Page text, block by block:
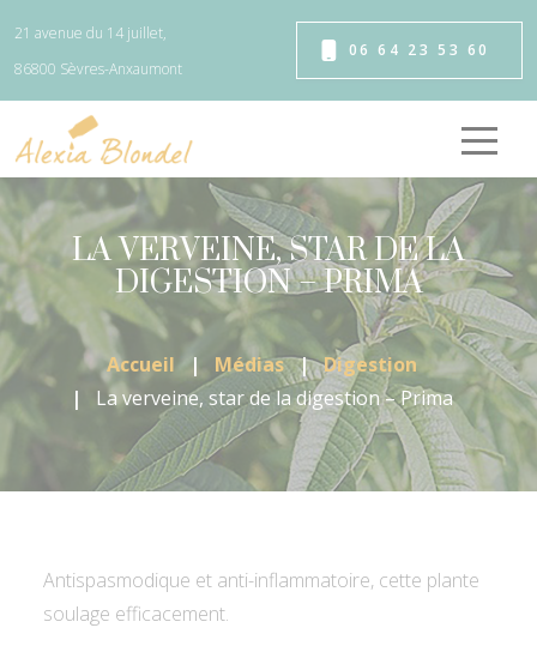
21 avenue du 14 juillet,
86800 Sèvres-Anxaumont
06 64 23 53 60
LA VERVEINE, STAR DE LA
DIGESTION – PRIMA
Accueil Médias
Digestion
La verveine, star de la digestion – Prima
Antispasmodique et anti-inflammatoire, cette plante
soulage efficacement.